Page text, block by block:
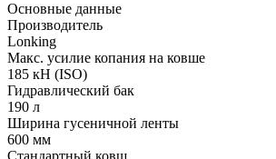
Основные данные
Производитель
Lonking
Макс. усилие копания на ковше
185 кН (ISO)
Гидравлический бак
190 л
Ширина гусеничной ленты
600 мм